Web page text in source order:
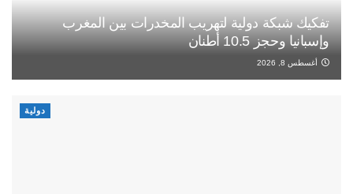
تفكيك شبكة دولية لتهريب المخدرات بين المغرب
وإسبانيا وحجز 10.5 أطنان
أغسطس 8, 2026
دولية